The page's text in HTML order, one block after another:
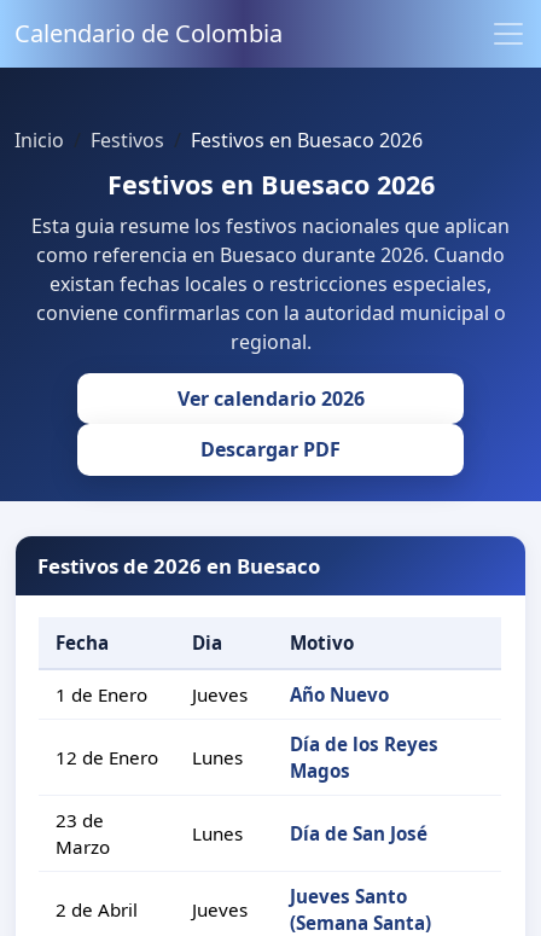
Calendario de Colombia
Inicio Festivos Festivos en Buesaco 2026
Festivos en Buesaco 2026
Esta guia resume los festivos nacionales que aplican
como referencia en Buesaco durante 2026. Cuando
existan fechas locales o restricciones especiales,
conviene confirmarlas con la autoridad municipal o
regional.
Ver calendario 2026
Descargar PDF
Festivos de 2026 en Buesaco
Fecha Dia Motivo
1 de Enero Jueves Año Nuevo
12 de Enero Lunes
Día de los Reyes
Magos
23 de
Marzo
Lunes Día de San José
2 de Abril Jueves
Jueves Santo
(Semana Santa)